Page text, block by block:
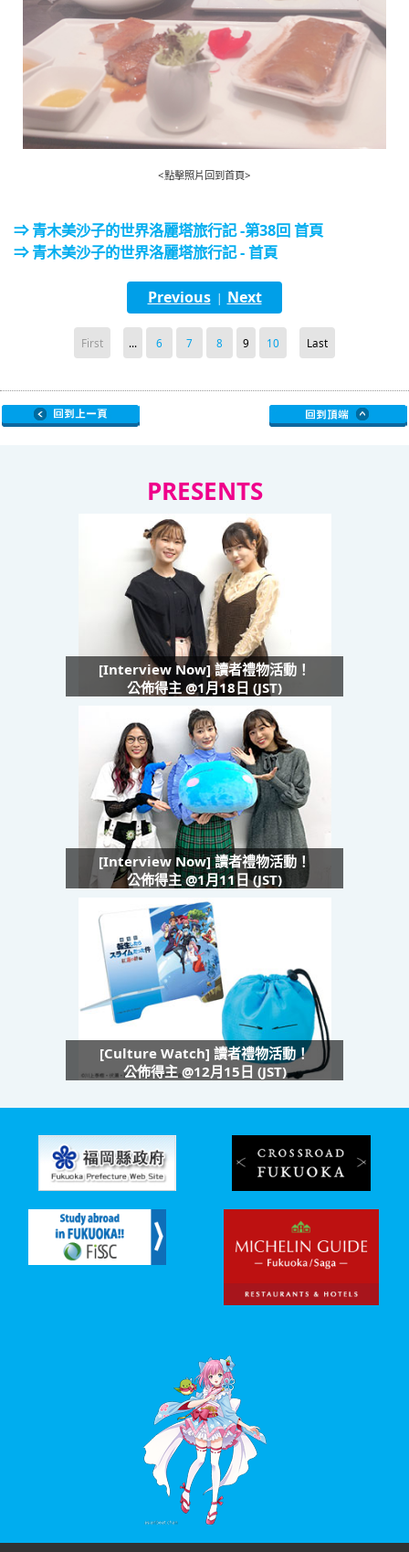
<點擊照片回到首頁>
⇒ 青木美沙子的世界洛麗塔旅行記 -第38回 首頁
⇒ 青木美沙子的世界洛麗塔旅行記 - 首頁
Previous| Next
First ... 6 7 8 9 10 Last
PRESENTS
[Interview Now] 讀者禮物活動！
公佈得主 @1月18日 (JST)
[Interview Now] 讀者禮物活動！
公佈得主 @1月11日 (JST)
[Culture Watch] 讀者禮物活動！
公佈得主 @12月15日 (JST)